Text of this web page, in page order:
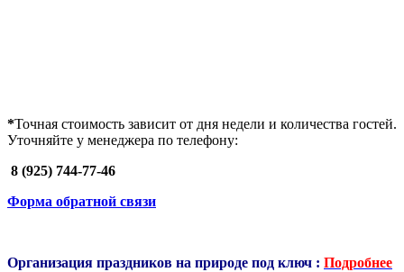
*Точная стоимость зависит от дня недели и количества гостей.
Уточняйте у менеджера по телефону:
8 (925) 744-77-46
Форма обратной связи
Организация праздников на природе под ключ : Подробнее